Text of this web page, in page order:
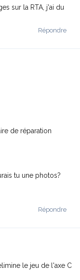
sur la RTA, j'ai du
Répondre
de réparation
tu une photos?
Répondre
le jeu de l'axe C